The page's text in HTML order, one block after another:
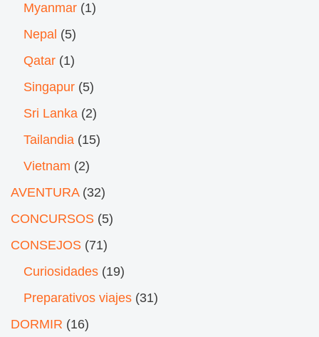
Myanmar (1)
Nepal (5)
Qatar (1)
Singapur (5)
Sri Lanka (2)
Tailandia (15)
Vietnam (2)
AVENTURA(32)
CONCURSOS (5)
CONSEJOS (71)
Curiosidades (19)
Preparativos viajes (31)
DORMIR (16)